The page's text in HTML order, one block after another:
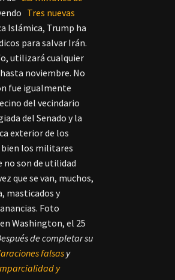
Tres nuevas
Islámica, Trump ha
para salvar Irán.
utilizará cualquier
noviembre. No
fue igualmente
del vecindario
del Senado y la
exterior de los
bien los militares
no son de utilidad
que se van, muchos,
masticados y
Foto
Washington, el 25
de completar su
falsas y
y